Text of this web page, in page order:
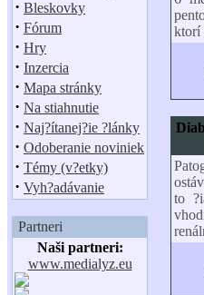
· Bleskovky
· Fórum
· Hry
· Inzercia
· Mapa stránky
· Na stiahnutie
· Naj?ítanej?ie ?lánky
· Odoberanie noviniek
· Témy (v?etky)
· Vyh?adávanie
Partneri
Naši partneri:
www.medialyz.eu
ktorí
to